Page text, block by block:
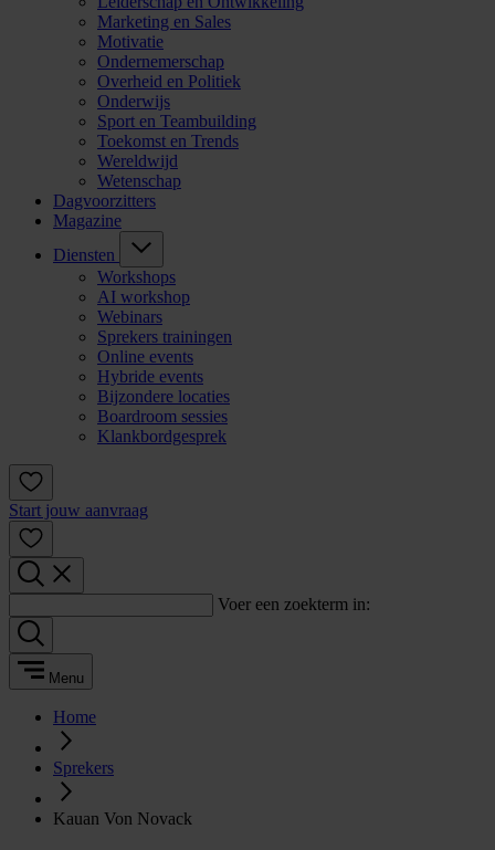
Marketing en Sales
Motivatie
Ondernemerschap
Overheid en Politiek
Onderwijs
Sport en Teambuilding
Toekomst en Trends
Wereldwijd
Wetenschap
Dagvoorzitters
Magazine
Diensten
Workshops
AI workshop
Webinars
Sprekers trainingen
Online events
Hybride events
Bijzondere locaties
Boardroom sessies
Klankbordgesprek
Start jouw aanvraag
Voer een zoekterm in:
Menu
Home
Sprekers
Kauan Von Novack